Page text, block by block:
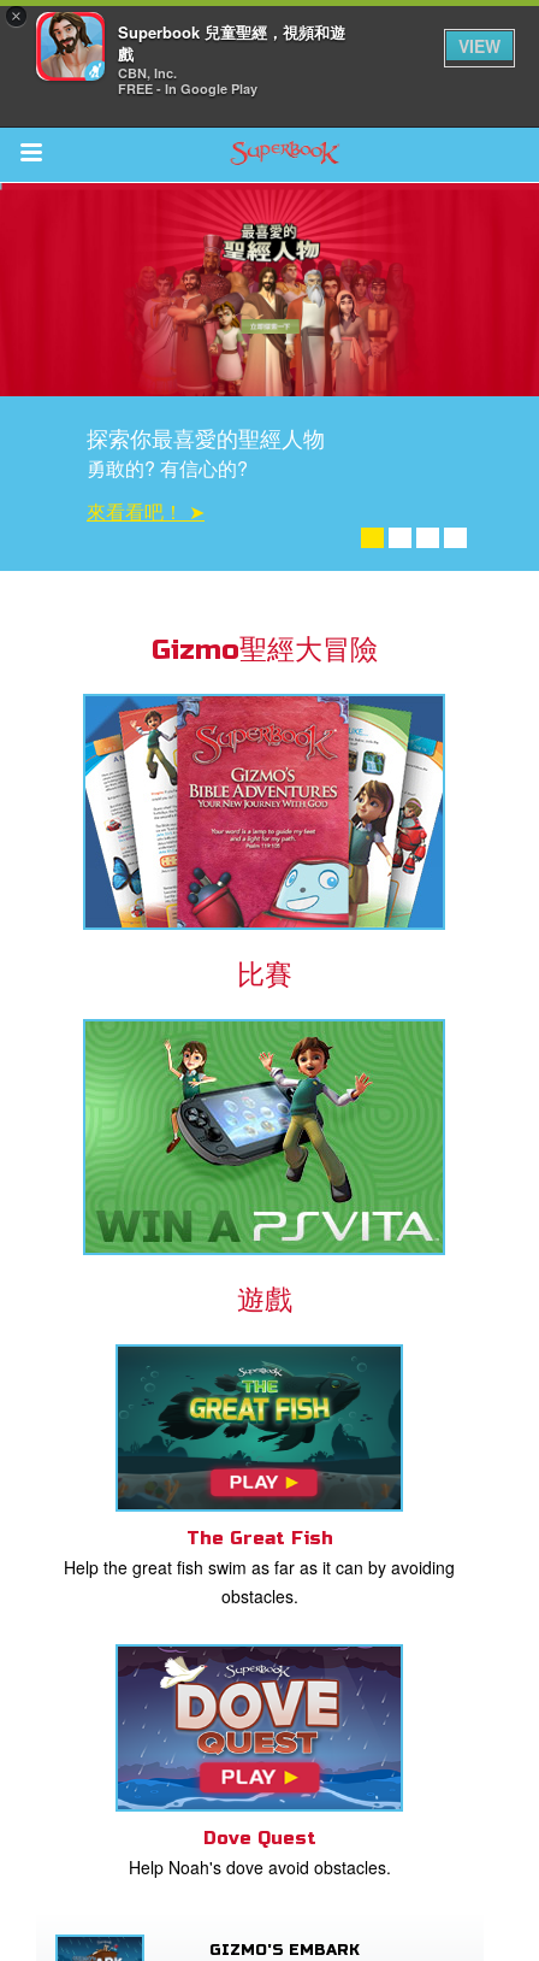
×
Superbook 兒童聖經，視頻和遊
戲
CBN, Inc.
FREE - In Google Play
VIEW
Return to Content
探索你最喜愛的聖經人物
勇敢的? 有信心的?
來看看吧！ ➤
Gizmo聖經大冒險
比賽
遊戲
The Great Fish
Help the great fish swim as far as it can by avoiding
obstacles.
Dove Quest
Help Noah's dove avoid obstacles.
GIZMO'S EMBARK